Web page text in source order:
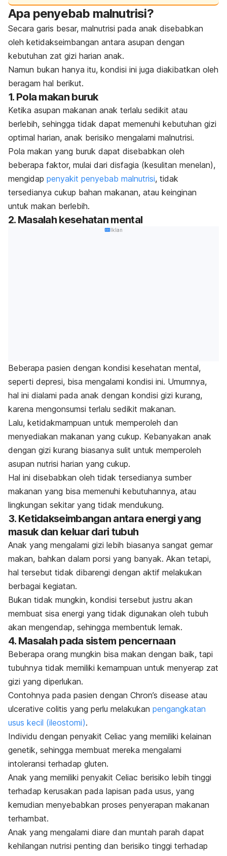
Apa penyebab malnutrisi?
Secara garis besar, malnutrisi pada anak disebabkan
oleh ketidakseimbangan antara asupan dengan
kebutuhan zat gizi harian anak.
Namun bukan hanya itu, kondisi ini juga diakibatkan oleh
beragam hal berikut.
1. Pola makan buruk
Ketika asupan makanan anak terlalu sedikit atau
berlebih, sehingga tidak dapat memenuhi kebutuhan gizi
optimal harian, anak berisiko mengalami malnutrisi.
Pola makan yang buruk dapat disebabkan oleh
beberapa faktor, mulai dari disfagia (kesulitan menelan),
mengidap penyakit penyebab malnutrisi, tidak
tersedianya cukup bahan makanan, atau keinginan
untuk makan berlebih.
2. Masalah kesehatan mental
Iklan
Beberapa pasien dengan kondisi kesehatan mental,
seperti depresi, bisa mengalami kondisi ini. Umumnya,
hal ini dialami pada anak dengan kondisi gizi kurang,
karena mengonsumsi terlalu sedikit makanan.
Lalu, ketidakmampuan untuk memperoleh dan
menyediakan makanan yang cukup. Kebanyakan anak
dengan gizi kurang biasanya sulit untuk memperoleh
asupan nutrisi harian yang cukup.
Hal ini disebabkan oleh tidak tersedianya sumber
makanan yang bisa memenuhi kebutuhannya, atau
lingkungan sekitar yang tidak mendukung.
3. Ketidakseimbangan antara energi yang
masuk dan keluar dari tubuh
Anak yang mengalami gizi lebih biasanya sangat gemar
makan, bahkan dalam porsi yang banyak. Akan tetapi,
hal tersebut tidak dibarengi dengan aktif melakukan
berbagai kegiatan.
Bukan tidak mungkin, kondisi tersebut justru akan
membuat sisa energi yang tidak digunakan oleh tubuh
akan mengendap, sehingga membentuk lemak.
4. Masalah pada sistem pencernaan
Beberapa orang mungkin bisa makan dengan baik, tapi
tubuhnya tidak memiliki kemampuan untuk menyerap zat
gizi yang diperlukan.
Contohnya pada pasien dengan Chron’s disease atau
ulcerative colitis yang perlu melakukan pengangkatan
usus kecil (ileostomi).
Individu dengan penyakit Celiac yang memiliki kelainan
genetik, sehingga membuat mereka mengalami
intoleransi terhadap gluten.
Anak yang memiliki penyakit Celiac berisiko lebih tinggi
terhadap kerusakan pada lapisan pada usus, yang
kemudian menyebabkan proses penyerapan makanan
terhambat.
Anak yang mengalami diare dan muntah parah dapat
kehilangan nutrisi penting dan berisiko tinggi terhadap